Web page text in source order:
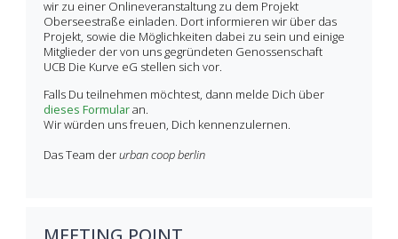
wir zu einer Onlineveranstaltung zu dem Projekt
Oberseestraße einladen. Dort informieren wir über das
Projekt, sowie die Möglichkeiten dabei zu sein und einige
Mitglieder der von uns gegründeten Genossenschaft
UCB Die Kurve eG stellen sich vor.
Falls Du teilnehmen möchtest, dann melde Dich über
dieses Formularan.
Wir würden uns freuen, Dich kennenzulernen.
Das Team derurban coop berlin